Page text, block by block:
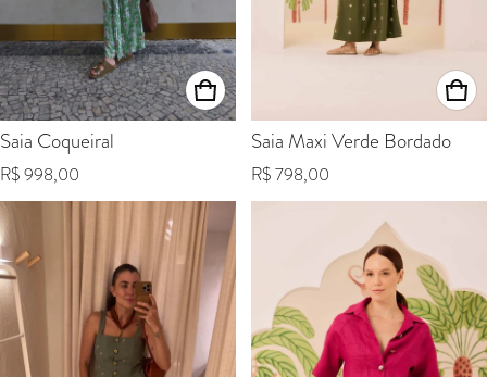
Saia Coqueiral
Preço normal
R$ 998,00
Saia Maxi Verde Bordado
Preço normal
R$ 798,00